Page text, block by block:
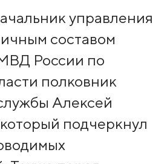
управления
составом
России по
полковник
Алексей
подчеркнул